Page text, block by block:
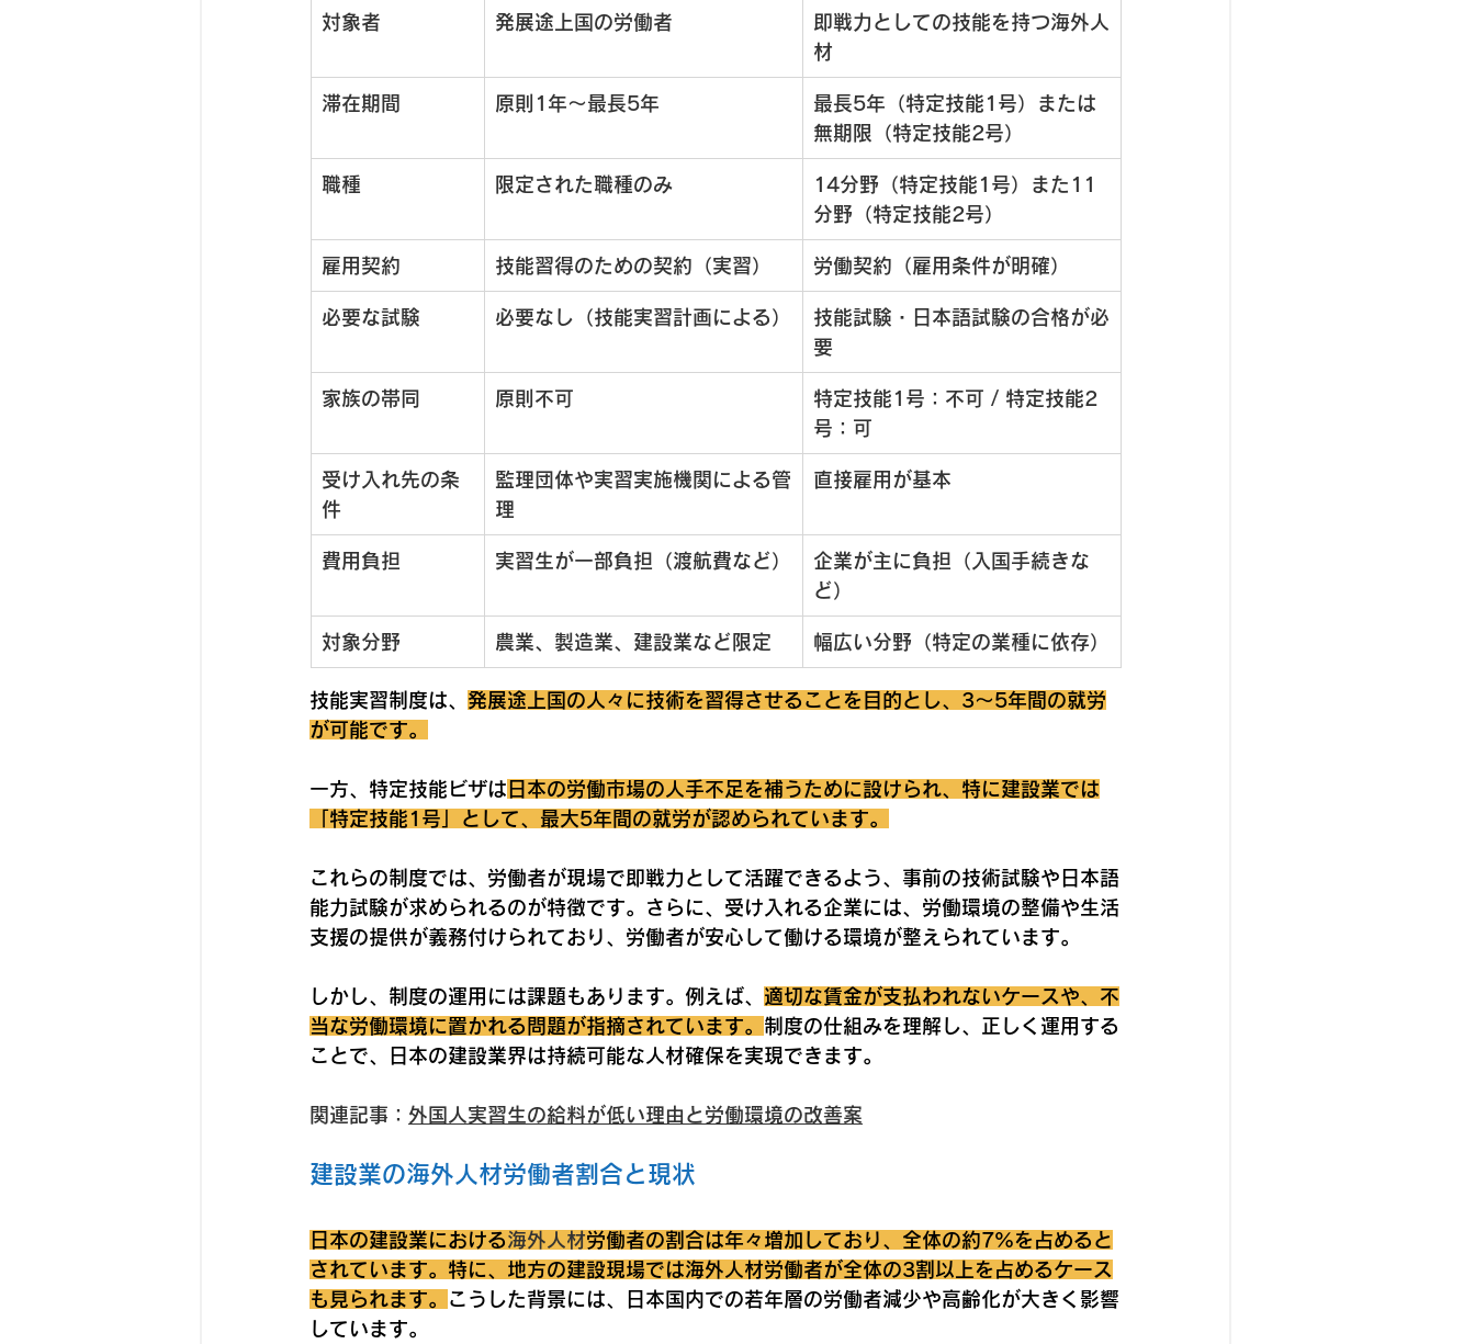
対象者 発展途上国の労働者
即戦力としての技能を持つ海外人
材
滞在期間 原則1年～最長5年
最長5年（特定技能1号）または
無期限（特定技能2号）
職種 限定された職種のみ
14分野（特定技能1号）また11
分野（特定技能2号）
雇用契約 技能習得のための契約（実習） 労働契約（雇用条件が明確）
必要な試験 必要なし（技能実習計画による）
技能試験・日本語試験の合格が必
要
家族の帯同 原則不可
特定技能1号：不可 / 特定技能2
号：可
受け入れ先の条
件
監理団体や実習実施機関による管
理
直接雇用が基本
費用負担 実習生が一部負担（渡航費など）
企業が主に負担（入国手続きな
ど）
対象分野 農業、製造業、建設業など限定 幅広い分野（特定の業種に依存）
技能実習制度は、 発展途上国の人々に技術を習得させることを目的とし、3～5年間の就労
が可能です。
一方、特定技能ビザは 日本の労働市場の人手不足を補うために設けられ、特に建設業では
「特定技能1号」として、最大5年間の就労が認められています。
これらの制度では、労働者が現場で即戦力として活躍できるよう、事前の技術試験や日本語
能力試験が求められるのが特徴です。さらに、受け入れる企業には、労働環境の整備や生活
支援の提供が義務付けられており、労働者が安心して働ける環境が整えられています。
しかし、制度の運用には課題もあります。例えば、 適切な賃金が支払われないケースや、不
当な労働環境に置かれる問題が指摘されています。 制度の仕組みを理解し、正しく運用する
ことで、日本の建設業界は持続可能な人材確保を実現できます。
関連記事： 外国人実習生の給料が低い理由と労働環境の改善案
建設業の海外人材労働者割合と現状
日本の建設業における海外人材労働者の割合は年々増加しており、全体の約7%を占めると
されています。特に、地方の建設現場では海外人材労働者が全体の3割以上を占めるケース
も見られます。
こうした背景には、日本国内での若年層の労働者減少や高齢化が大きく影響
しています。